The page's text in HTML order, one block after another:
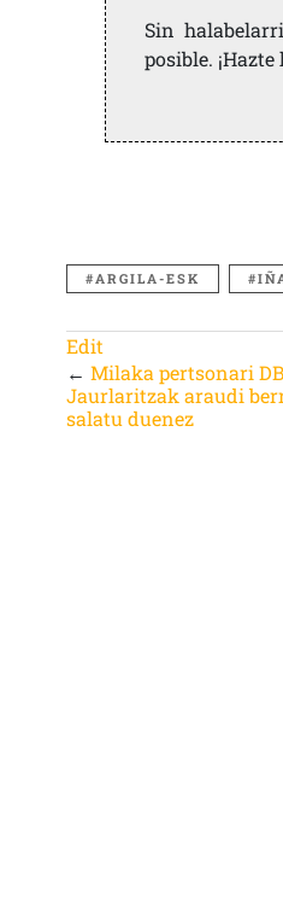
Sin
posible.
ARGILA-ESK
Edit
←Milaka pertsonari
Jaurlaritzak araudi
salatu duenez